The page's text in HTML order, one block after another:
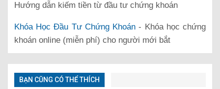
Hướng dẫn kiếm tiền từ đầu tư chứng khoán
Khóa Học Đầu Tư Chứng Khoán - Khóa học chứng
khoán online (miễn phí) cho người mới bắt
BẠN CŨNG CÓ THỂ THÍCH